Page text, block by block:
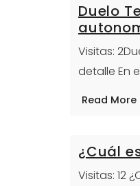
Duelo
Visitas:
detalle En
Read More
¿Cuál
Visitas: 12